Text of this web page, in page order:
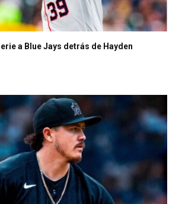
a Blue Jays detrás de Hayden